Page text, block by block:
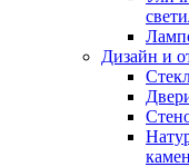
Дизайн и